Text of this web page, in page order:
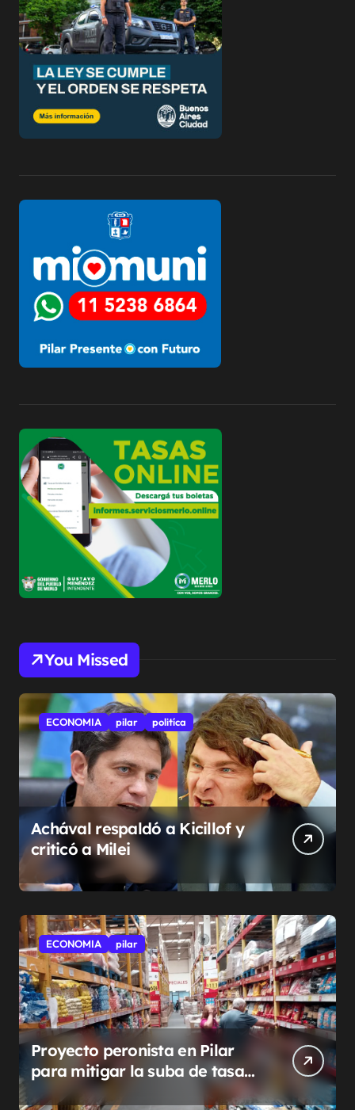
You Missed
ECONOMIA pilar politíca
Achával respaldó a Kicillof y
criticó a Milei
ECONOMIA pilar
Proyecto peronista en Pilar
para mitigar la suba de tasas
municipales